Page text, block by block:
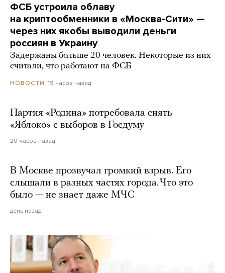
ФСБ устроила облаву
на криптообменники в «Москва-Сити» —
через них якобы выводили деньги
россиян в Украину
Задержаны больше 20 человек. Некоторые из них
считали, что работают на ФСБ
НОВОСТИ 19 часов назад
Партия «Родина» потребовала снять
«Яблоко» с выборов в Госдуму
20 часов назад
В Москве прозвучал громкий взрыв. Его
слышали в разных частях города. Что это
было — не знает даже МЧС
день назад